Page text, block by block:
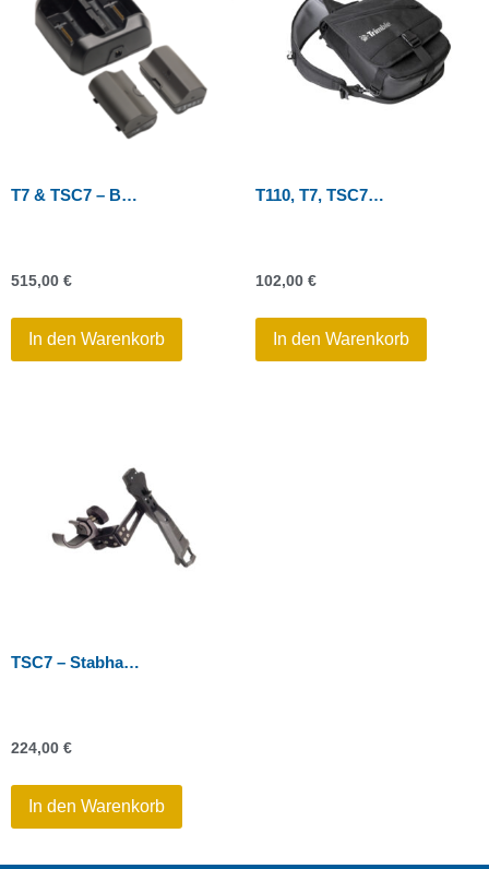
T7 & TSC7 – Batterie-Pack (2 Stk.) inkl. 2-fach Ladegerät
515,00 €
In den Warenkorb
T110, T7, TSC7, TSC710 – Schultergurttasche
102,00 €
In den Warenkorb
TSC7 – Stabhalterung
224,00 €
In den Warenkorb